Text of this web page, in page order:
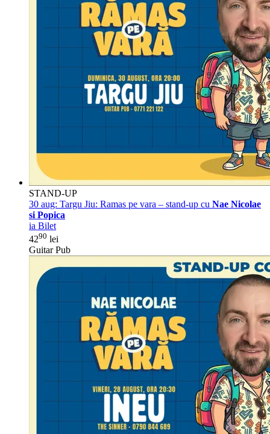
STAND-UP
30 aug: Targu Jiu: Ramas pe vara – stand-up cu Nae Nicolae
si Popica
ia Bilet
4290 lei
Guitar Pub